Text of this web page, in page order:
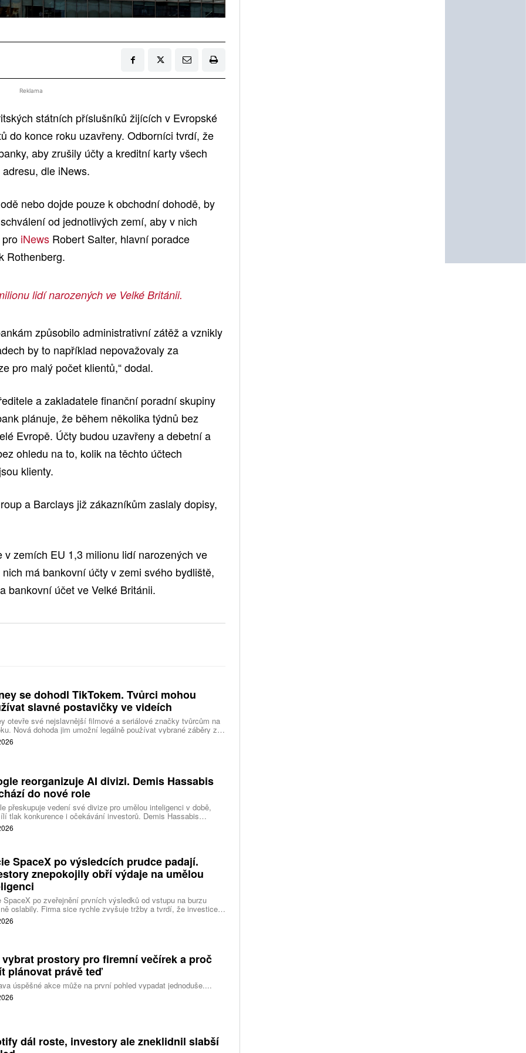
Reklama
státních příslušníků žijících v Evropské
do konce roku uzavřeny. Odborníci tvrdí, že
aby zrušily účty a kreditní karty všech
dle iNews.
nebo dojde pouze k obchodní dohodě, by
od jednotlivých zemí, aby v nich
iNews Robert Salter, hlavní poradce
Rothenberg.
lidí narozených ve Velké Británii.
způsobilo administrativní zátěž a vznikly
by to například nepovažovaly za
pro malý počet klientů,“ dodal.
a zakladatele finanční poradní skupiny
plánuje, že během několika týdnů bez
Evropě. Účty budou uzavřeny a debetní a
ohledu na to, kolik na těchto účtech
klienty.
a Barclays již zákazníkům zaslaly dopisy,
zemích EU 1,3 milionu lidí narozených ve
má bankovní účty v zemi svého bydliště,
bankovní účet ve Velké Británii.
se dohodl TikTokem. Tvůrci mohou
slavné postavičky ve videích
otevře své nejslavnější filmové a seriálové značky tvůrcům na
Nová dohoda jim umožní legálně používat vybrané záběry z
studia a sdílet vlastní videa také na platformě Disney Verts.
reorganizuje AI divizi. Demis Hassabis
do nové role
přeskupuje vedení své divize pro umělou inteligenci v době,
tlak konkurence i očekávání investorů. Demis Hassabis
každodenní řízení DeepMind a zaměří se na vývoj pokročilé
inteligence i její dopad na společnost.
SpaceX po výsledcích prudce padají.
znepokojily obří výdaje na umělou
SpaceX po zveřejnění prvních výsledků od vstupu na burzu
oslabily. Firma sice rychle zvyšuje tržby a tvrdí, že investice
inteligence se vracejí mnohem rychleji než dříve, investoři ale
zda je tempo rekordních výdajů dlouhodobě udržitelné.
prostory pro firemní večírek a proč
plánovat právě teď
úspěšné akce může na první pohled vypadat jednoduše....
dál roste, investory ale zneklidnil slabší